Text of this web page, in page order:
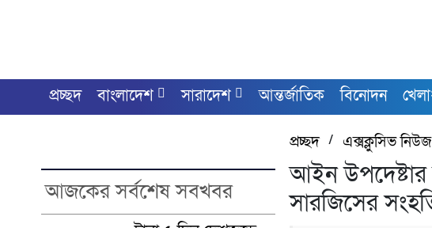
প্রচ্ছদ বাংলাদেশ সারাদেশ আন্তর্জাতিক বিনোদন
আজকের সর্বশেষ সবখবর
প্রচ্ছদ/ এক্সক্লুসিভ নিউজ
আইন উপদেষ্টার
সারজিসের